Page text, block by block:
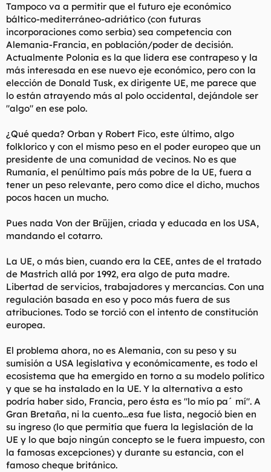
Tampoco va a permitir que el futuro eje económico
báltico-mediterráneo-adriático (con futuras
incorporaciones como serbia) sea competencia con
Alemania-Francia, en población/poder de decisión.
Actualmente Polonia es la que lidera ese contrapeso y la
más interesada en ese nuevo eje económico, pero con la
elección de Donald Tusk, ex dirigente UE, me parece que
lo están atrayendo más al polo occidental, dejándole ser
"algo" en ese polo.
¿Qué queda? Orban y Robert Fico, este último, algo
folklorico y con el mismo peso en el poder europeo que un
presidente de una comunidad de vecinos. No es que
Rumanía, el penúltimo país más pobre de la UE, fuera a
tener un peso relevante, pero como dice el dicho, muchos
pocos hacen un mucho.
Pues nada Von der Brüjjen, criada y educada en los USA,
mandando el cotarro.
La UE, o más bien, cuando era la CEE, antes de el tratado
de Mastrich allá por 1992, era algo de puta madre.
Libertad de servicios, trabajadores y mercancías. Con una
regulación basada en eso y poco más fuera de sus
atribuciones. Todo se torció con el intento de constitución
europea.
El problema ahora, no es Alemania, con su peso y su
sumisión a USA legislativa y económicamente, es todo el
ecosistema que ha emergido en torno a su modelo político
y que se ha instalado en la UE. Y la alternativa a esto
podría haber sido, Francia, pero ésta es "lo mío pa´ mí". A
Gran Bretaña, ni la cuento...esa fue lista, negoció bien en
su ingreso (lo que permitía que fuera la legislación de la
UE y lo que bajo ningún concepto se le fuera impuesto, con
la famosas excepciones) y durante su estancia, con el
famoso cheque británico.